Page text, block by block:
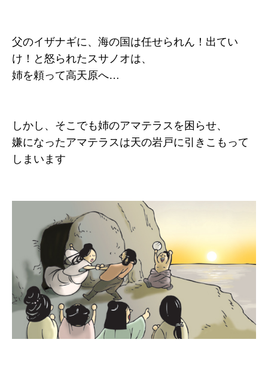
父のイザナギに、海の国は任せられん！出てい
け！と怒られたスサノオは、
姉を頼って高天原へ…
しかし、そこでも姉のアマテラスを困らせ、
嫌になったアマテラスは天の岩戸に引きこもって
しまいます